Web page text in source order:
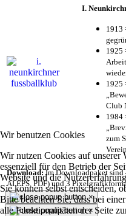
Wir benutzen Cookies
Wir nutzen Cookies auf unserer
essenziell für den Betrieb der
Website und die
Sie können selbst entscheiden,
Bitte beachten Sie, dass bei
alle Funktionalitäten der Seite
I.
1913
1925
1925
Club
1984
zum
Download:Im Downloadpaket sind
AI EPS, PDF) und 3
×
×